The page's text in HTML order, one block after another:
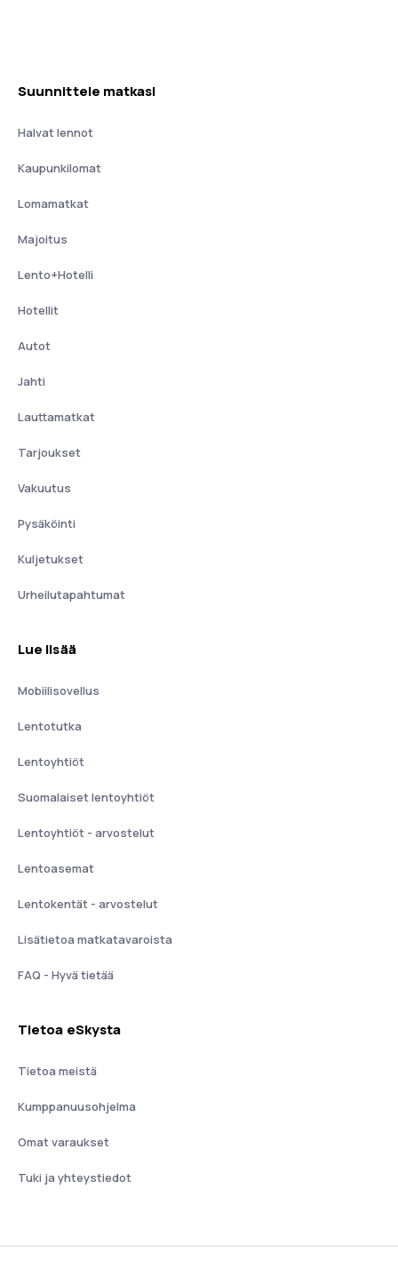
Suunnittele matkasi
Halvat lennot
Kaupunkilomat
Lomamatkat
Majoitus
Lento+Hotelli
Hotellit
Autot
Jahti
Lauttamatkat
Tarjoukset
Vakuutus
Pysäköinti
Kuljetukset
Urheilutapahtumat
Lue lisää
Mobiilisovellus
Lentotutka
Lentoyhtiöt
Suomalaiset lentoyhtiöt
Lentoyhtiöt - arvostelut
Lentoasemat
Lentokentät - arvostelut
Lisätietoa matkatavaroista
FAQ - Hyvä tietää
Tietoa eSkysta
Tietoa meistä
Kumppanuusohjelma
Omat varaukset
Tuki ja yhteystiedot